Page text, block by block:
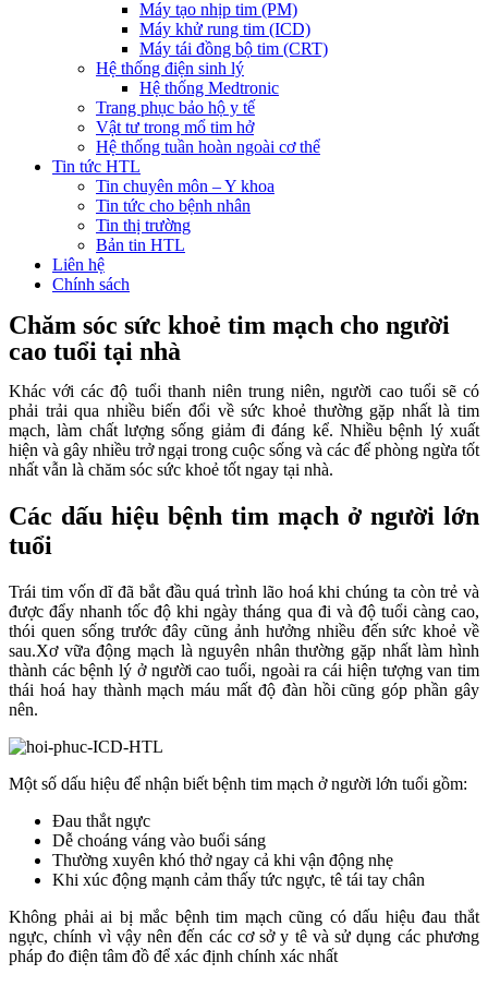
Máy tạo nhịp tim (PM)
Máy khử rung tim (ICD)
Máy tái đồng bộ tim (CRT)
Hệ thống điện sinh lý
Hệ thống Medtronic
Trang phục bảo hộ y tế
Vật tư trong mổ tim hở
Hệ thống tuần hoàn ngoài cơ thể
Tin tức HTL
Tin chuyên môn – Y khoa
Tin tức cho bệnh nhân
Tin thị trường
Bản tin HTL
Liên hệ
Chính sách
Chăm sóc sức khoẻ tim mạch cho người
cao tuổi tại nhà
Khác với các độ tuổi thanh niên trung niên, người cao tuổi sẽ có
phải trải qua nhiều biến đổi về sức khoẻ thường gặp nhất là tim
mạch, làm chất lượng sống giảm đi đáng kể. Nhiều bệnh lý xuất
hiện và gây nhiều trở ngại trong cuộc sống và các để phòng ngừa tốt
nhất vẫn là chăm sóc sức khoẻ tốt ngay tại nhà.
Các dấu hiệu bệnh tim mạch ở người lớn
tuổi
Trái tim vốn dĩ đã bắt đầu quá trình lão hoá khi chúng ta còn trẻ và
được đẩy nhanh tốc độ khi ngày tháng qua đi và độ tuổi càng cao,
thói quen sống trước đây cũng ảnh hưởng nhiều đến sức khoẻ về
sau.Xơ vữa động mạch là nguyên nhân thường gặp nhất làm hình
thành các bệnh lý ở người cao tuổi, ngoài ra cái hiện tượng van tim
thái hoá hay thành mạch máu mất độ đàn hồi cũng góp phần gây
nên.
Một số dấu hiệu để nhận biết bệnh tim mạch ở người lớn tuổi gồm:
Đau thắt ngực
Dễ choáng váng vào buổi sáng
Thường xuyên khó thở ngay cả khi vận động nhẹ
Khi xúc động mạnh cảm thấy tức ngực, tê tái tay chân
Không phải ai bị mắc bệnh tim mạch cũng có dấu hiệu đau thắt
ngực, chính vì vậy nên đến các cơ sở y tê và sử dụng các phương
pháp đo điện tâm đồ để xác định chính xác nhất